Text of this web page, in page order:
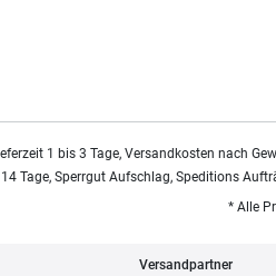
1 bis 3 Tage, Versandkosten nach
Tage, Sperrgut Aufschlag, Speditions
* Alle
Versandpartner